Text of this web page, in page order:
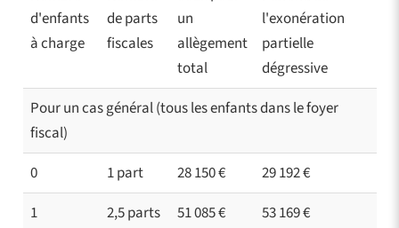
d'enfants
à charge
de parts
fiscales
un
allègement
total
l'exonération
partielle
dégressive
Pour un cas général (tous les enfants dans le foyer
fiscal)
0
1 part 28 150 €
29 192 €
1
2,5 parts 51 085 €
53 169 €